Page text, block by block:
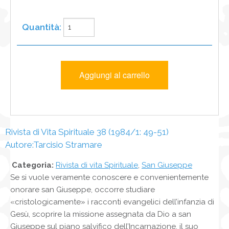
Rivista di Vita Spirituale 38 (1984/1: 49-51)
Autore:Tarcisio Stramare
Categoria: Rivista di vita Spirituale San Giuseppe
Se si vuole veramente conoscere e convenientemente
onorare san Giuseppe, occorre studiare
«cristologicamente» i racconti evangelici dell’infanzia di
Gesù, scoprire la missione assegnata da Dio a san
Giuseppe sul piano salvifico dell’Incarnazione, il suo